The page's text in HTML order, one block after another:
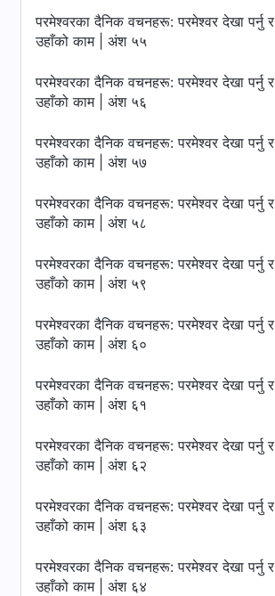
परमेश्‍वरका दैनिक वचनहरू: परमेश्‍वर देखा पर्नु र
उहाँको काम | अंश ५५
परमेश्‍वरका दैनिक वचनहरू: परमेश्‍वर देखा पर्नु र
उहाँको काम | अंश ५६
परमेश्‍वरका दैनिक वचनहरू: परमेश्‍वर देखा पर्नु र
उहाँको काम | अंश ५७
परमेश्‍वरका दैनिक वचनहरू: परमेश्‍वर देखा पर्नु र
उहाँको काम | अंश ५८
परमेश्‍वरका दैनिक वचनहरू: परमेश्‍वर देखा पर्नु र
उहाँको काम | अंश ५९
परमेश्‍वरका दैनिक वचनहरू: परमेश्‍वर देखा पर्नु र
उहाँको काम | अंश ६०
परमेश्‍वरका दैनिक वचनहरू: परमेश्‍वर देखा पर्नु र
उहाँको काम | अंश ६१
परमेश्‍वरका दैनिक वचनहरू: परमेश्‍वर देखा पर्नु र
उहाँको काम | अंश ६२
परमेश्‍वरका दैनिक वचनहरू: परमेश्‍वर देखा पर्नु र
उहाँको काम | अंश ६३
परमेश्‍वरका दैनिक वचनहरू: परमेश्‍वर देखा पर्नु र
उहाँको काम | अंश ६४